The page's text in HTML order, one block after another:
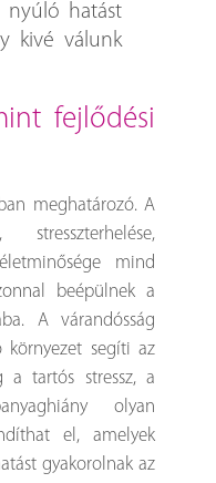
nyúló hatást
kivé válunk
meghatározó. A
mind
beépülnek a
A várandósság
környezet segíti az
a tartós stressz, a
olyan
el, amelyek
gyakorolnak az